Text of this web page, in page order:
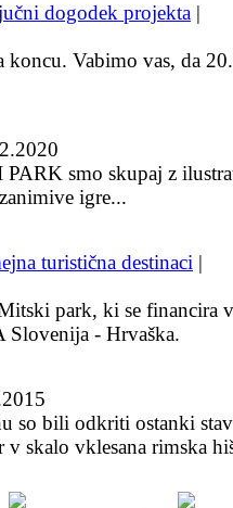
dogodek projekta |
koncu. Vabimo vas, da
smo skupaj z
igre...
turistična destinaci |
park, ki se financira
- Hrvaška.
so bili odkriti ostanki
skalo vklesana rimska